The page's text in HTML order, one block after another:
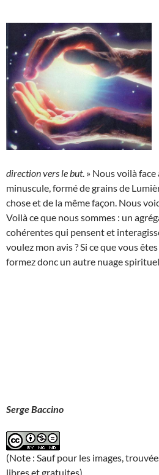
direction vers le but. » Nous voilà
minuscule, formé de grains de
chose et de la même façon. Nous
Voilà ce que nous sommes : un
cohérentes qui pensent et
voulez mon avis ? Si ce que vous
formez donc un autre nuage
Serge Baccino
(Note : Sauf pour les images,
libres et gratuites)